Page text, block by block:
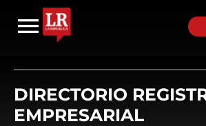
DIRECTORIO
EMPRESARIAL